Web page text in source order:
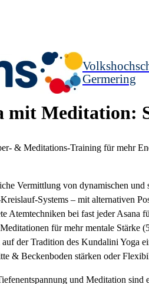
Germering
mit Meditation:
& Meditations-Training für mehr
Vermittlung von dynamischen
Systems – mit alternativen
Atemtechniken bei fast jeder Asana
für mehr mentale Stärke
auf der Tradition des Kundalini Yoga
& Beckenboden stärken oder
und Meditation sind